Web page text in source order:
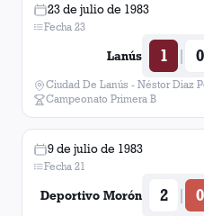
23 de julio de 1983
Fecha 23
Lanús 1 | 0
Ciudad De Lanús - Néstor Diaz
Campeonato Primera B
9 de julio de 1983
Fecha 21
Deportivo Morón 2 | 0